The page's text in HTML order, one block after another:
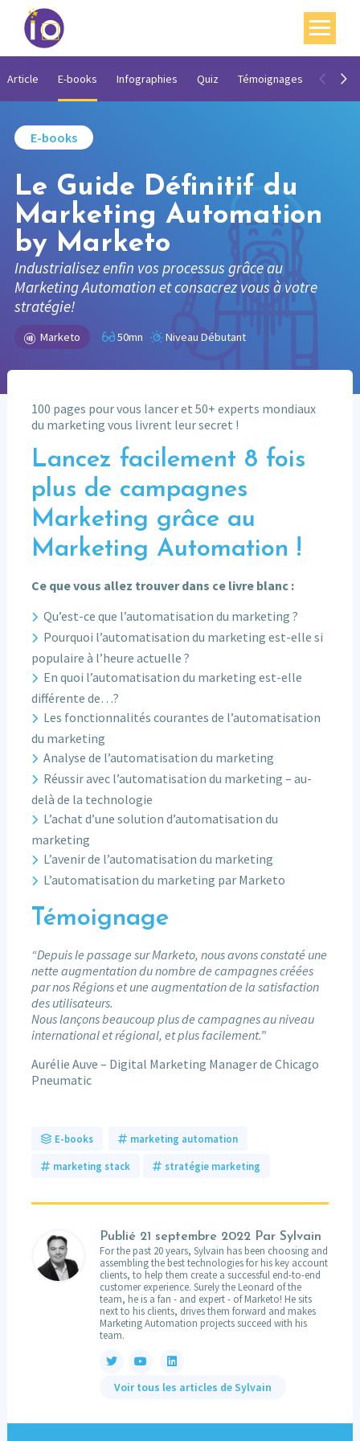
Vos enjeux
Académie
Ressources
Agenda
Contact
Mon compte
Article E-books Infographies Quiz Témoignages Vidéos
E-books
Le Guide Définitif du
Marketing Automation
by Marketo
Industrialisez enfin vos processus grâce au
Marketing Automation et consacrez vous à votre
stratégie!
Marketo 50mn Niveau Débutant
100 pages pour vous lancer et 50+ experts mondiaux
du marketing vous livrent leur secret !
Lancez facilement 8 fois
plus de campagnes
Marketing grâce au
Marketing Automation !
Ce que vous allez trouver dans ce livre blanc :
Qu’est-ce que l’automatisation du marketing ?
Pourquoi l’automatisation du marketing est-elle si
populaire à l’heure actuelle ?
En quoi l’automatisation du marketing est-elle
différente de…?
Les fonctionnalités courantes de l’automatisation
du marketing
Analyse de l’automatisation du marketing
Réussir avec l’automatisation du marketing – au-
delà de la technologie
L’achat d’une solution d’automatisation du
marketing
L’avenir de l’automatisation du marketing
L’automatisation du marketing par Marketo
Témoignage
“Depuis le passage sur Marketo, nous avons constaté une
nette augmentation du nombre de campagnes créées
par nos Régions et une augmentation de la satisfaction
des utilisateurs.
Nous lançons beaucoup plus de campagnes au niveau
international et régional, et plus facilement.”
Aurélie Auve – Digital Marketing Manager de Chicago
Pneumatic
E-books marketing automation
marketing stack stratégie marketing
Publié 21 septembre 2022Par Sylvain
For the past 20 years, Sylvain has been choosing and
assembling the best technologies for his key account
clients, to help them create a successful end-to-end
customer experience. Surely the Leonard of the
team, he is a fan - and expert - of Marketo! He sits
next to his clients, drives them forward and makes
Marketing Automation projects succeed with his
team.
Voir tous les articles de Sylvain